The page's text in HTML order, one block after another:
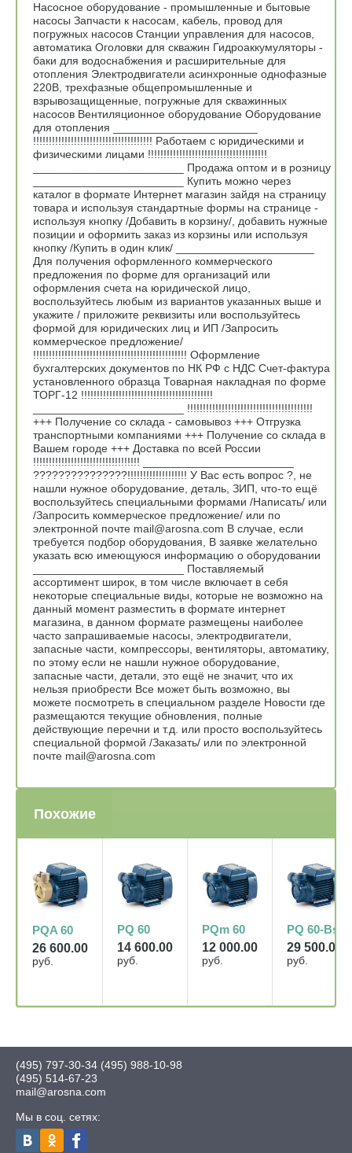
Насосное оборудование - промышленные и бытовые
насосы Запчасти к насосам, кабель, провод для
погружных насосов Станции управления для насосов,
автоматика Оголовки для скважин Гидроаккумуляторы -
баки для водоснабжения и расширительные для
отопления Электродвигатели асинхронные однофазные
220В, трехфазные общепромышленные и
взрывозащищенные, погружные для скважинных
насосов Вентиляционное оборудование Оборудование
для отопления _______________________
!!!!!!!!!!!!!!!!!!!!!!!!!!!!!!!!!!!!!! Работаем с юридическими и
физическими лицами !!!!!!!!!!!!!!!!!!!!!!!!!!!!!!!!!!!!!!
________________________ Продажа оптом и в розницу
________________________ Купить можно через
каталог в формате Интернет магазин зайдя на страницу
товара и используя стандартные формы на странице -
используя кнопку /Добавить в корзину/, добавить нужные
позиции и оформить заказ из корзины или используя
кнопку /Купить в один клик/ ______________________
Для получения оформленного коммерческого
предложения по форме для организаций или
оформления счета на юридической лицо,
воспользуйтесь любым из вариантов указанных выше и
укажите / приложите реквизиты или воспользуйтесь
формой для юридических лиц и ИП /Запросить
коммерческое предложение/
!!!!!!!!!!!!!!!!!!!!!!!!!!!!!!!!!!!!!!!!!!!!!!!!! Оформление
бухгалтерских документов по НК РФ с НДС Счет-фактура
установленного образца Товарная накладная по форме
ТОРГ-12 !!!!!!!!!!!!!!!!!!!!!!!!!!!!!!!!!!!!!!!!!!
________________________ !!!!!!!!!!!!!!!!!!!!!!!!!!!!!!!!!!!!!!!!
+++ Получение со склада - самовывоз +++ Отгрузка
транспортными компаниями +++ Получение со склада в
Вашем городе +++ Доставка по всей России
!!!!!!!!!!!!!!!!!!!!!!!!!!!!!!!!!! ________________________
???????????????!!!!!!!!!!!!!!!!!!! У Вас есть вопрос ?, не
нашли нужное оборудование, деталь, ЗИП, что-то ещё
воспользуйтесь специальными формами /Написать/ или
/Запросить коммерческое предложение/ или по
электронной почте mail@arosna.com В случае, если
требуется подбор оборудования, В заявке желательно
указать всю имеющуюся информацию о оборудовании
________________________ Поставляемый
ассортимент широк, в том числе включает в себя
некоторые специальные виды, которые не возможно на
данный момент разместить в формате интернет
магазина, в данном формате размещены наиболее
часто запрашиваемые насосы, электродвигатели,
запасные части, компрессоры, вентиляторы, автоматику,
по этому если не нашли нужное оборудование,
запасные части, детали, это ещё не значит, что их
нельзя приобрести Все может быть возможно, вы
можете посмотреть в специальном разделе Новости где
размещаются текущие обновления, полные
действующие перечни и т.д. или просто воспользуйтесь
специальной формой /Заказать/ или по электронной
почте mail@arosna.com
Похожие
PQA 60
26 600.00
руб.
PQ 60
14 600.00
руб.
PQm 60
12 000.00
руб.
PQ 60-Bs
29 500.00
руб.
(495) 797-30-34 (495) 988-10-98
(495) 514-67-23
mail@arosna.com
Мы в соц. сетях: